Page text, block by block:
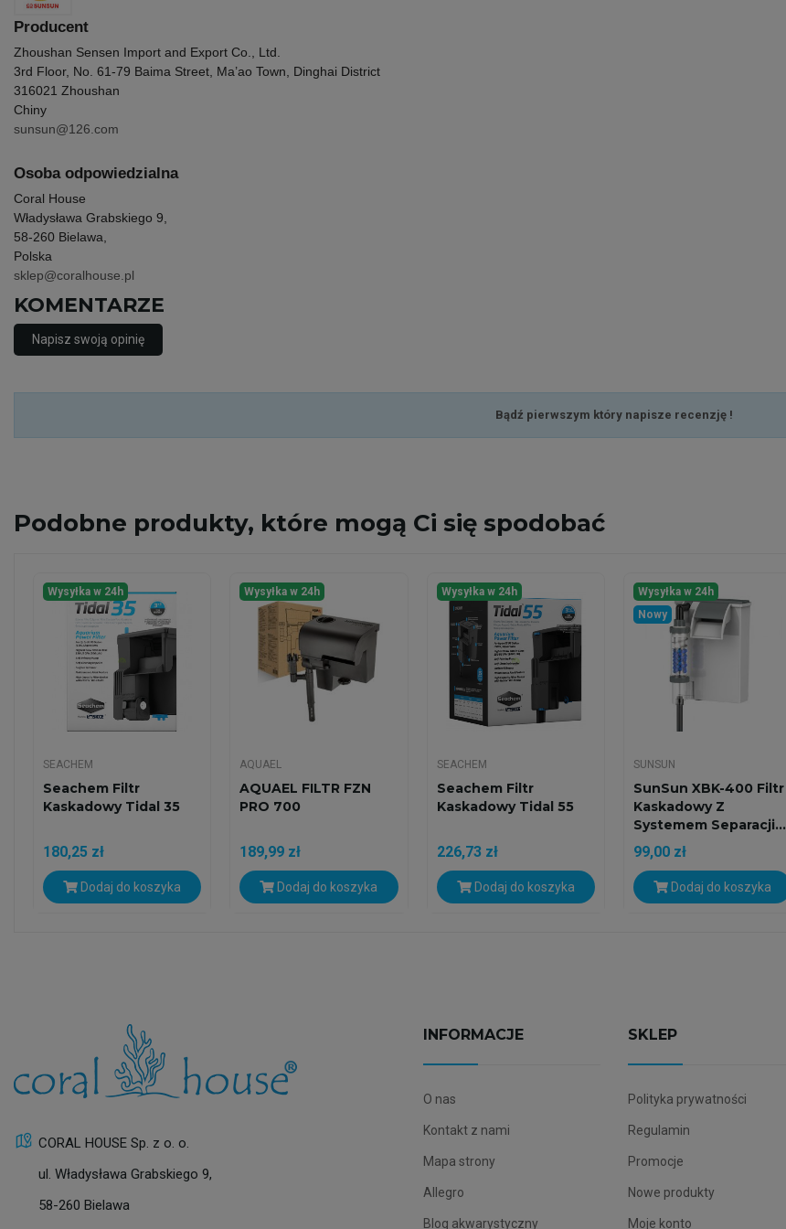
Producent
Zhoushan Sensen Import and Export Co., Ltd.
3rd Floor, No. 61-79 Baima Street, Ma’ao Town, Dinghai District
316021 Zhoushan
Chiny
sunsun@126.com
Osoba odpowiedzialna
Coral House
Władysława Grabskiego 9,
58-260 Bielawa,
Polska
sklep@coralhouse.pl
KOMENTARZE
Napisz swoją opinię
Bądź pierwszym który napisze recenzję !
Podobne produkty, które mogą Ci się spodobać
Wysyłka w 24h
SEACHEM
Seachem Filtr
Kaskadowy Tidal 35
180,25 zł
Dodaj do koszyka
Wysyłka w 24h
AQUAEL
AQUAEL FILTR FZN
PRO 700
189,99 zł
Dodaj do koszyka
Wysyłka w 24h
SEACHEM
Seachem Filtr
Kaskadowy Tidal 55
226,73 zł
Dodaj do koszyka
Wysyłka w 24h
Nowy
SUNSUN
SunSun XBK-400 Filtr
Kaskadowy Z
Systemem Separacji...
99,00 zł
Dodaj do koszyka
CORAL HOUSE Sp. z o. o.
ul. Władysława Grabskiego 9,
58-260 Bielawa
INFORMACJE
O nas
Kontakt z nami
Mapa strony
Allegro
Blog akwarystyczny
SKLEP
Polityka prywatności
Regulamin
Promocje
Nowe produkty
Moje konto